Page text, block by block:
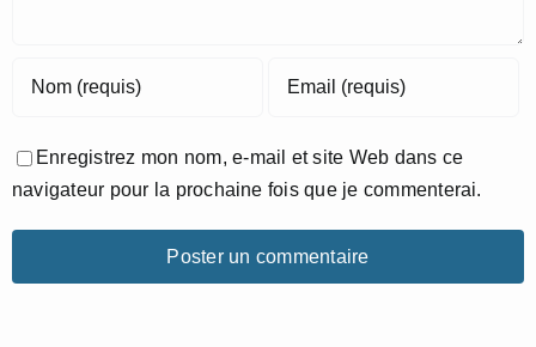
Enregistrez mon nom, e-mail et site Web dans ce
navigateur pour la prochaine fois que je commenterai.